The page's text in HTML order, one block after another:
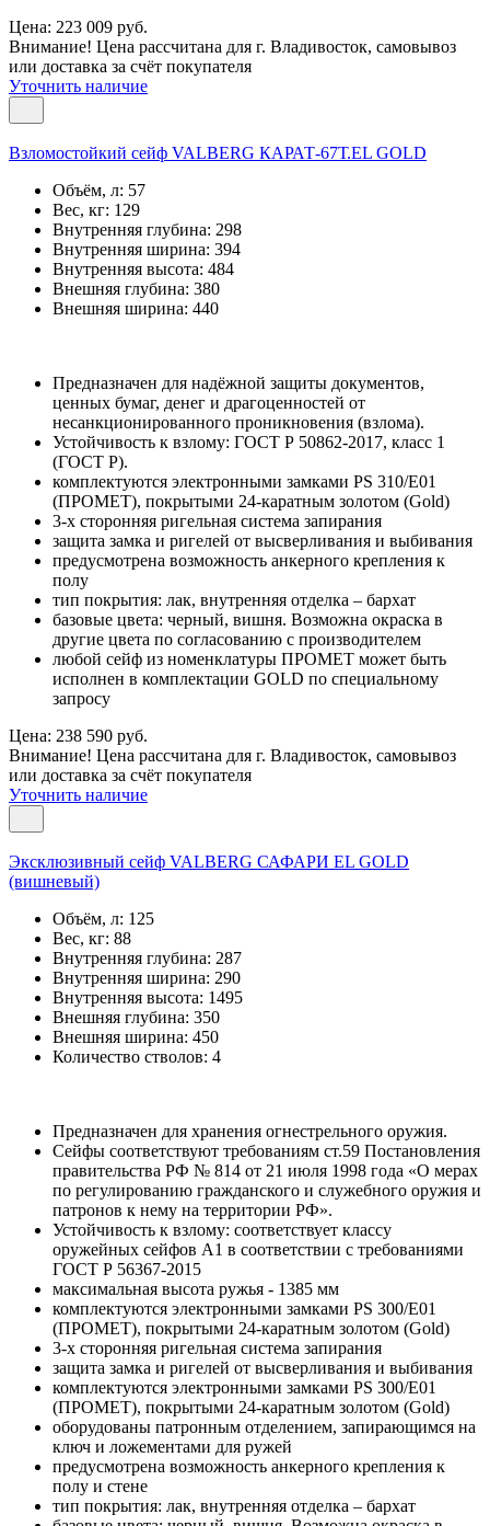
Цена: 223 009 руб.
Внимание! Цена рассчитана для г. Владивосток, самовывоз
или доставка за счёт покупателя
Уточнить наличие
Взломостойкий сейф VALBERG КАРАТ-67Т.EL GOLD
Объём, л: 57
Вес, кг: 129
Внутренняя глубина: 298
Внутренняя ширина: 394
Внутренняя высота: 484
Внешняя глубина: 380
Внешняя ширина: 440
Предназначен для надёжной защиты документов,
ценных бумаг, денег и драгоценностей от
несанкционированного проникновения (взлома).
Устойчивость к взлому: ГОСТ Р 50862-2017, класс 1
(ГОСТ Р).
комплектуются электронными замками PS 310/E01
(ПРОМЕТ), покрытыми 24-каратным золотом (Gold)
3-х сторонняя ригельная система запирания
защита замка и ригелей от высверливания и выбивания
предусмотрена возможность анкерного крепления к
полу
тип покрытия: лак, внутренняя отделка – бархат
базовые цвета: черный, вишня. Возможна окраска в
другие цвета по согласованию с производителем
любой сейф из номенклатуры ПРОМЕТ может быть
исполнен в комплектации GOLD по специальному
запросу
Цена: 238 590 руб.
Внимание! Цена рассчитана для г. Владивосток, самовывоз
или доставка за счёт покупателя
Уточнить наличие
Эксклюзивный сейф VALBERG САФАРИ EL GOLD
(вишневый)
Объём, л: 125
Вес, кг: 88
Внутренняя глубина: 287
Внутренняя ширина: 290
Внутренняя высота: 1495
Внешняя глубина: 350
Внешняя ширина: 450
Количество стволов: 4
Предназначен для хранения огнестрельного оружия.
Сейфы соответствуют требованиям ст.59 Постановления
правительства РФ № 814 от 21 июля 1998 года «О мерах
по регулированию гражданского и служебного оружия и
патронов к нему на территории РФ».
Устойчивость к взлому: соответствует классу
оружейных сейфов А1 в соответствии с требованиями
ГОСТ Р 56367-2015
максимальная высота ружья - 1385 мм
комплектуются электронными замками PS 300/E01
(ПРОМЕТ), покрытыми 24-каратным золотом (Gold)
3-х сторонняя ригельная система запирания
защита замка и ригелей от высверливания и выбивания
комплектуются электронными замками PS 300/E01
(ПРОМЕТ), покрытыми 24-каратным золотом (Gold)
оборудованы патронным отделением, запирающимся на
ключ и ложементами для ружей
предусмотрена возможность анкерного крепления к
полу и стене
тип покрытия: лак, внутренняя отделка – бархат